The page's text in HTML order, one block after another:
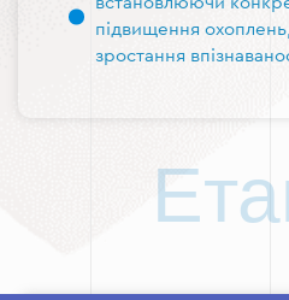
підвищення охоплень,
зростання